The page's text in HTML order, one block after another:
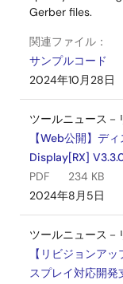
Gerber files.
関連ファイル：
サンプルコード
2024年10月28日
ツールニュース－
【Web公開】デ
Display[RX]
PDF
234 KB
2024年8月5日
ツールニュース－
【リビジョンア
スプレイ対応開